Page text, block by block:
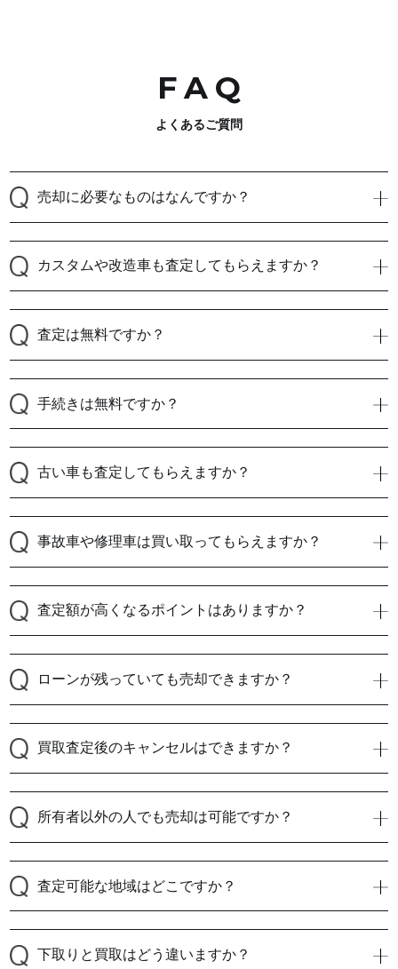
FA Q
よくあるご質問
売却に必要なものはなんですか？
カスタムや改造車も査定してもらえますか？
査定は無料ですか？
手続きは無料ですか？
古い車も査定してもらえますか？
事故車や修理車は買い取ってもらえますか？
査定額が高くなるポイントはありますか？
ローンが残っていても売却できますか？
買取査定後のキャンセルはできますか？
所有者以外の人でも売却は可能ですか？
査定可能な地域はどこですか？
下取りと買取はどう違いますか？